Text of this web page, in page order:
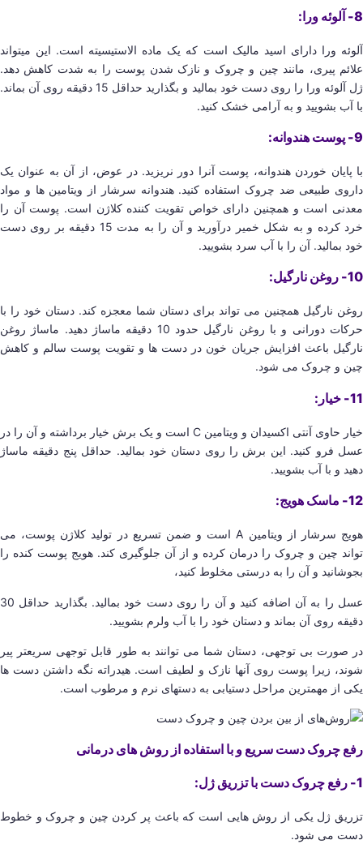
8- آلوئه ورا:
آلوئه ورا دارای اسید مالیک است که یک ماده الاستیسیته است. این میتواند
علائم پیری، مانند چین و چروک و نازک شدن پوست را به شدت کاهش دهد.
ژل آلوئه ورا را روی دست خود بمالید و بگذارید حداقل 15 دقیقه روی آن بماند.
با آب بشویید و به آرامی خشک کنید.
9- پوست هندوانه:
با پایان خوردن هندوانه، پوست آنرا دور نریزید. در عوض، از آن به عنوان یک
داروی طبیعی ضد چروک استفاده کنید. هندوانه سرشار از ویتامین ها و مواد
معدنی است و همچنین دارای خواص تقویت کننده کلاژن است. پوست آن را
خرد کرده و به شکل خمیر درآورید و آن را به مدت 15 دقیقه بر روی دست
خود بمالید. آن را با آب سرد بشویید.
10- روغن نارگیل:
روغن نارگیل همچنین می تواند برای دستان شما معجزه کند. دستان خود را با
حرکات دورانی و با روغن نارگیل حدود 10 دقیقه ماساژ دهید. ماساژ روغن
نارگیل باعث افزایش جریان خون در دست ها و تقویت پوست سالم و کاهش
چین و چروک می شود.
11- خیار:
خیار حاوی آنتی اکسیدان و ویتامین C است و یک برش خیار برداشته و آن را در
عسل فرو کنید. این برش را روی دستان خود بمالید. حداقل پنج دقیقه ماساژ
دهید و با آب بشویید.
12- ماسک هویج:
هویج سرشار از ویتامین A است و ضمن تسریع در تولید کلاژن پوست، می
تواند چین و چروک را درمان کرده و از آن جلوگیری کند. هویج پوست کنده را
بجوشانید و آن را به درستی مخلوط کنید،
عسل را به آن اضافه کنید و آن را روی دست خود بمالید. بگذارید حداقل 30
دقیقه روی آن بماند و دستان خود را با آب ولرم بشویید.
در صورت بی توجهی، دستان شما می توانند به طور قابل توجهی سریعتر پیر
شوند، زیرا پوست روی آنها نازک و لطیف است. هیدراته نگه داشتن دست ها
یکی از مهمترین مراحل دستیابی به دستهای نرم و مرطوب است.
رفع چروک دست سریع و با استفاده از روش های درمانی
1- رفع چروک دست با تزریق ژل:
تزریق ژل یکی از روش هایی است که باعث پر کردن چین و چروک و خطوط
دست می شود.